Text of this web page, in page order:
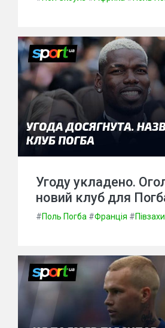
Угоду укладено.
новий клуб для
#Поль Погба #Франція #